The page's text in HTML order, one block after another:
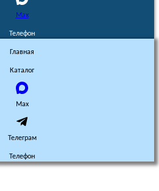
Max
Телефон
Главная
Каталог
Max
Телеграм
Телефон